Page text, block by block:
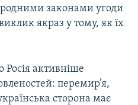
законами угоди
якраз у тому, як їх
активніше
перемир’я,
сторона має